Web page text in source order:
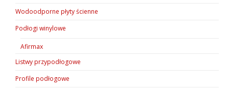
Wodoodporne płyty ścienne
Podłogi winylowe
Afirmax
Listwy przypodłogowe
Profile podłogowe